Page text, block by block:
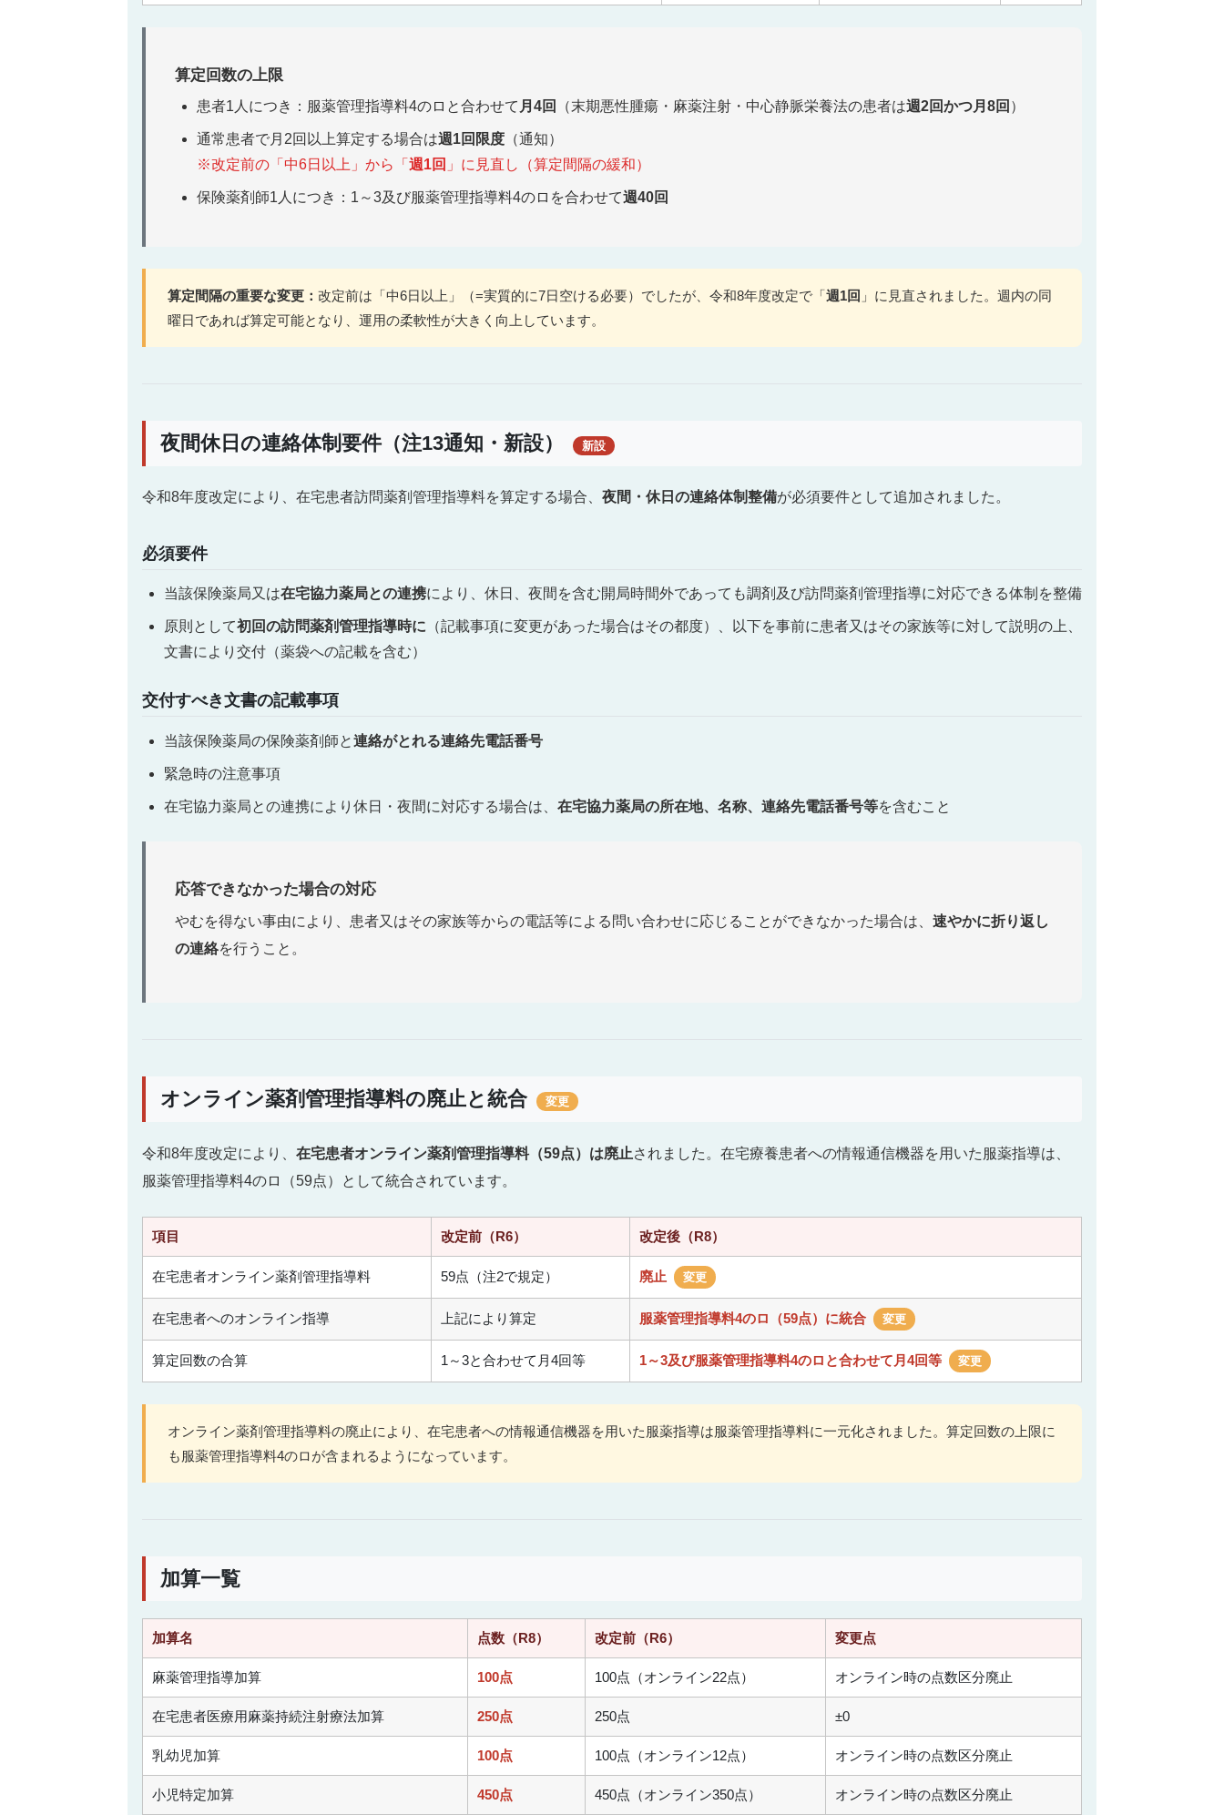
算定回数の上限
患者1人につき：服薬管理指導料4のロと合わせて 月4回 （末期悪性腫瘍・麻薬注射・中心静脈栄養法の患者は週2回かつ月8回 ）
通常患者で月2回以上算定する場合は週1回限度 （通知）
※改定前の「中6日以上」から「 週1回 」に見直し（算定間隔の緩和）
保険薬剤師1人につき：1～3及び服薬管理指導料4のロを合わせて週40回
算定間隔の重要な変更： 改定前は「中6日以上」（=実質的に7日空ける必要）でしたが、令和8年度改定で「週1回 」に見直されました。週内の同
曜日であれば算定可能となり、運用の柔軟性が大きく向上しています。
夜間休日の連絡体制要件（注13通知・新設） 新設
令和8年度改定により、在宅患者訪問薬剤管理指導料を算定する場合、 夜間・休日の連絡体制整備が必須要件として追加されました。
必須要件
当該保険薬局又は在宅協力薬局との連携により、休日、夜間を含む開局時間外であっても調剤及び訪問薬剤管理指導に対応できる体制を整備
原則として初回の訪問薬剤管理指導時に （記載事項に変更があった場合はその都度）、以下を事前に患者又はその家族等に対して説明の上、
文書により交付（薬袋への記載を含む）
交付すべき文書の記載事項
当該保険薬局の保険薬剤師と連絡がとれる連絡先電話番号
緊急時の注意事項
在宅協力薬局との連携により休日・夜間に対応する場合は、 在宅協力薬局の所在地、名称、連絡先電話番号等を含むこと
応答できなかった場合の対応
やむを得ない事由により、患者又はその家族等からの電話等による問い合わせに応じることができなかった場合は、 速やかに折り返し
の連絡を行うこと。
オンライン薬剤管理指導料の廃止と統合 変更
令和8年度改定により、 在宅患者オンライン薬剤管理指導料（59点）は廃止されました。在宅療養患者への情報通信機器を用いた服薬指導は、
服薬管理指導料4のロ（59点）として統合されています。
項目 改定前（R6） 改定後（R8）
在宅患者オンライン薬剤管理指導料 59点（注2で規定） 廃止 変更
在宅患者へのオンライン指導 上記により算定 服薬管理指導料4のロ（59点）に統合 変更
算定回数の合算 1～3と合わせて月4回等 1～3及び服薬管理指導料4のロと合わせて月4回等 変更
オンライン薬剤管理指導料の廃止により、在宅患者への情報通信機器を用いた服薬指導は服薬管理指導料に一元化されました。算定回数の上限に
も服薬管理指導料4のロが含まれるようになっています。
加算一覧
加算名 点数（R8） 改定前（R6） 変更点
麻薬管理指導加算 100点 100点（オンライン22点） オンライン時の点数区分廃止
在宅患者医療用麻薬持続注射療法加算 250点 250点 ±0
乳幼児加算 100点 100点（オンライン12点） オンライン時の点数区分廃止
小児特定加算 450点 450点（オンライン350点） オンライン時の点数区分廃止